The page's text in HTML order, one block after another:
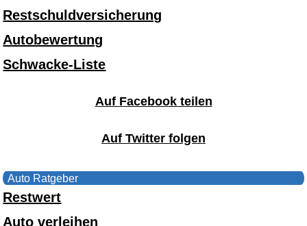
Restschuldversicherung
Autobewertung
Schwacke-Liste
Auf Facebook teilen
Auf Twitter folgen
Auto Ratgeber
Restwert
Auto verleihen